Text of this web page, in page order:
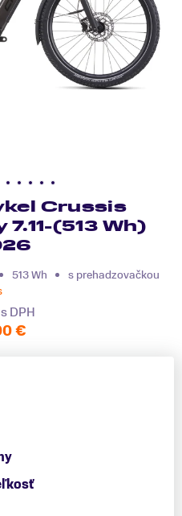
Crussis
(513 Wh)
513 Wh
s prehadzovačkou
DPH
€